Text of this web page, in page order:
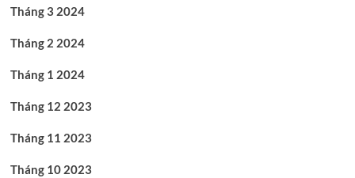
Tháng 3 2024
Tháng 2 2024
Tháng 1 2024
Tháng 12 2023
Tháng 11 2023
Tháng 10 2023